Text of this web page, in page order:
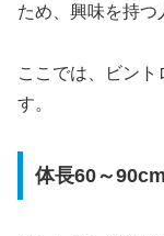
ため、興味を持つ
ここでは、ビント
す。
体長60～